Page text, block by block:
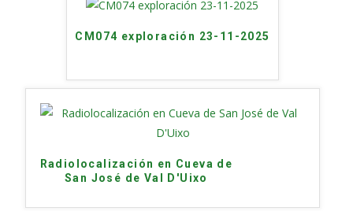
CM074 exploración 23-11-2025
Radiolocalización en Cueva de
San José de Val D'Uixo